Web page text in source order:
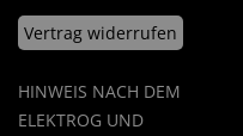
Vertrag widerrufen
HINWEIS NACH DEM
ELEKTROG UND